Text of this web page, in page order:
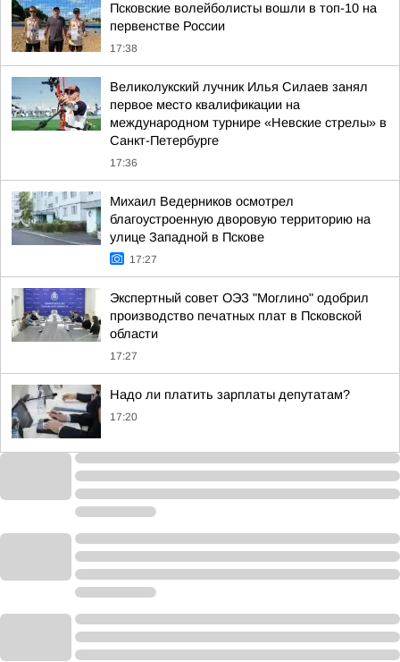
Псковские волейболисты вошли в топ-10 на
первенстве России
17:38
Великолукский лучник Илья Силаев занял
первое место квалификации на
международном турнире «Невские стрелы» в
Санкт-Петербурге
17:36
Михаил Ведерников осмотрел
благоустроенную дворовую территорию на
улице Западной в Пскове
17:27
Экспертный совет ОЭЗ "Моглино" одобрил
производство печатных плат в Псковской
области
17:27
Надо ли платить зарплаты депутатам?
17:20